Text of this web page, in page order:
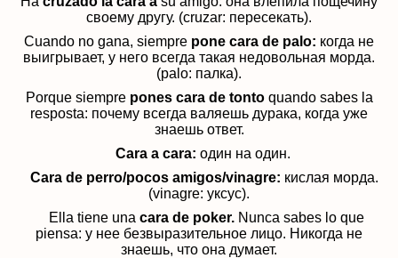
своему другу. (cruzar: пересекать).
Cuando no gana, siempre pone cara de palo: когда не
выигрывает, у него всегда такая недовольная морда.
(palo: палка).
Porque siempre pones cara de tontoquando sabes la
resposta: почему всегда валяешь дурака, когда уже
знаешь ответ.
Cara a cara: один на один.
Cara de perro/pocos amigos/vinagre: кислая морда.
(vinagre: уксус).
Ella tiene una cara de poker. Nunca sabes lo que
piensa: у нее безвыразительное лицо. Никогда не
знаешь, что она думает.